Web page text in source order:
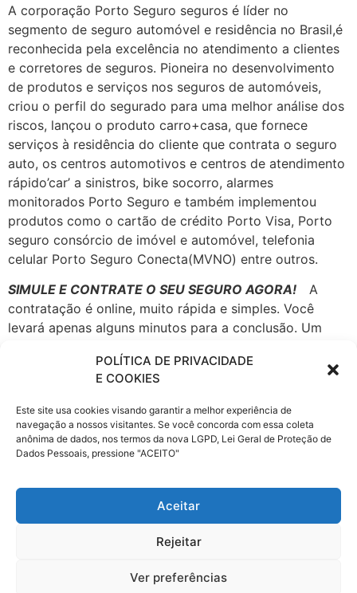
POLÍTICA DE PRIVACIDADE
E COOKIES
Este site usa cookies visando garantir a melhor experiência de
navegação a nossos visitantes. Se você concorda com essa coleta
anônima de dados, nos termos da nova LGPD, Lei Geral de Proteção de
Dados Pessoais, pressione "ACEITO"
Aceitar
Rejeitar
Ver preferências
A corporação Porto Seguro seguros é líder no
segmento de seguro automóvel e residência no Brasil,é
reconhecida pela excelência no atendimento a clientes
e corretores de seguros. Pioneira no desenvolvimento
de produtos e serviços nos seguros de automóveis,
criou o perfil do segurado para uma melhor análise dos
riscos, lançou o produto carro+casa, que fornece
serviços à residência do cliente que contrata o seguro
auto, os centros automotivos e centros de atendimento
rápido’car’ a sinistros, bike socorro, alarmes
monitorados Porto Seguro e também implementou
produtos como o cartão de crédito Porto Visa, Porto
seguro consórcio de imóvel e automóvel, telefonia
celular Porto Seguro Conecta(MVNO) entre outros.
SIMULE E CONTRATE O SEU SEGURO AGORA!
A
contratação é online, muito rápida e simples. Você
levará apenas alguns minutos para a conclusão. Um
do Brasil, fundada em 1945, com milhões de clientes e
com escritórios nas principais cidades do país.
A Porto Seguro atua em todos os
ramos de Seguros, Patrimoniais e
de Pessoas, seguro Automóvel, Saúde Empresarial,
Previdência, Consórcio de Imóveis e Automóveis,
Administração de Investimentos, Financiamento,
Monitoramento, Serviços a Condomínios e Residências